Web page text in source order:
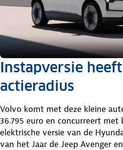
Instapversie
actieradius
Volvo komt met deze kleine
36.795 euro en concurreert met
elektrische versie van de
van het Jaar de Jeep Avenger